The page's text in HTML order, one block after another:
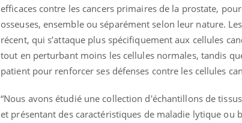
efficaces contre les cancers primaires de la prostate,
osseuses, ensemble ou séparément selon leur nature.
récent, qui s’attaque plus spécifiquement aux cellules
tout en perturbant moins les cellules normales, tandis
patient pour renforcer ses défenses contre les cellules
“Nous avons étudié une collection d'échantillons de
et présentant des caractéristiques de maladie lytique ou